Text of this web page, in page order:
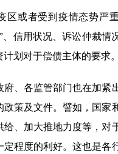
区或者受到疫情态势严
、信用状况、诉讼仲裁情
划对于偿债主体的要求。
府、各监管部门也在加紧
政策及文件。譬如，国家
给、加大推地力度等，对
定程度的利好。这也是各